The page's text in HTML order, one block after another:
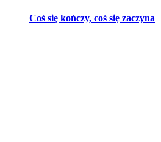
Coś się kończy, coś się zaczyna